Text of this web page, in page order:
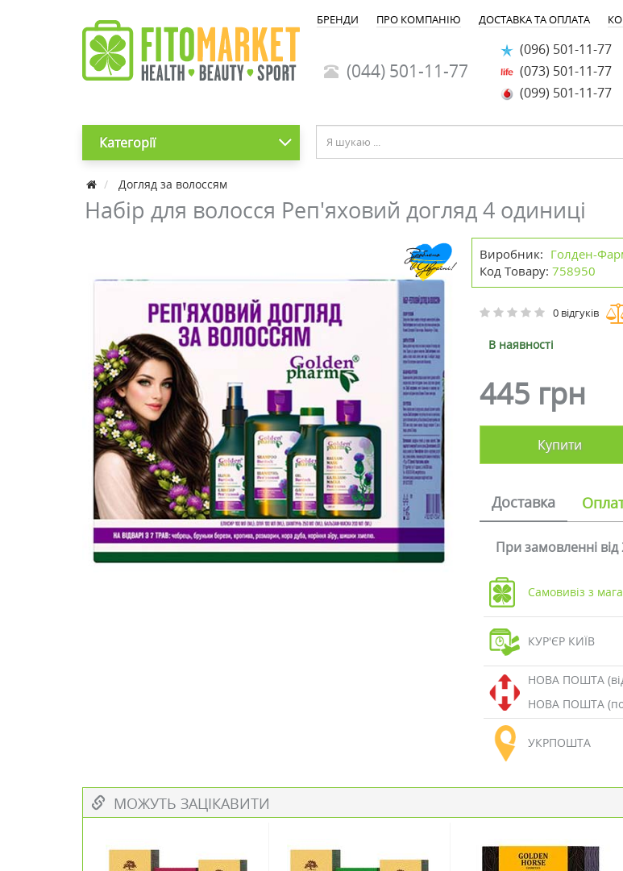
БРЕНДИ ПРО КОМПАНІЮ ДОСТАВКА ТА ОПЛАТА
(044) 501-11-77
(096) 501-11-77
(073) 501-11-77
(099) 501-11-77
Категорії
Догляд за волоссям
Набір для волосся Реп'яховий догляд 4 одиниці
Виробник: Голден-
Код Товару: 758950
0 відгуків
В наявності
445 грн
Купити
Доставка
При замовленні
Самовивіз з
КУР'ЄР КИЇВ
НОВА ПОШТА
НОВА ПОШТА
УКРПОШТА
МОЖУТЬ ЗАЦІКАВИТИ